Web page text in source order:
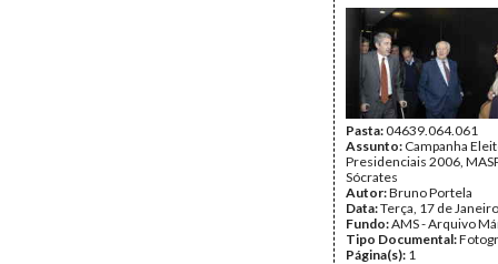
Pasta:04639.064.061
Assunto: Campanha
Presidenciais 2006,
Sócrates
Autor:Bruno Portela
Data:Terça, 17 de
Fundo:AMS - Arquivo
Tipo Documental:
Página(s): 1